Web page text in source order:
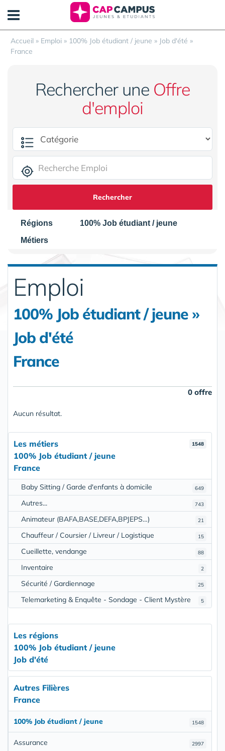
Accueil » Emploi » 100% Job étudiant / jeune » Job d'été »
France
Rechercher une Offre
d'emploi
Rechercher
Régions
100% Job étudiant / jeune
Métiers
Emploi
100% Job étudiant / jeune »
Job d'été
France
0 offre
Aucun résultat.
1548
Les métiers
100% Job étudiant / jeune
France
649
Baby Sitting / Garde d'enfants à domicile
743
Autres...
21
Animateur (BAFA,BASE,DEFA,BPJEPS…)
15
Chauffeur / Coursier / Livreur / Logistique
88
Cueillette, vendange
2
Inventaire
25
Sécurité / Gardiennage
5
Telemarketing & Enquête - Sondage - Client Mystère
Les régions
100% Job étudiant / jeune
Job d'été
Autres Filières
France
1548
100% Job étudiant / jeune
2997
Assurance
Panneau de gestion des cookies